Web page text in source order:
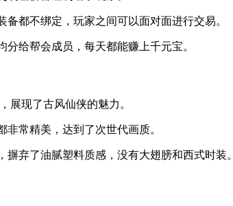
备都不绑定，玩家之间可以面对面进行交易。
分给帮会成员，每天都能赚上千元宝。
展现了古风仙侠的魅力。
非常精美，达到了次世代画质。
摒弃了油腻塑料质感，没有大翅膀和西式时装。